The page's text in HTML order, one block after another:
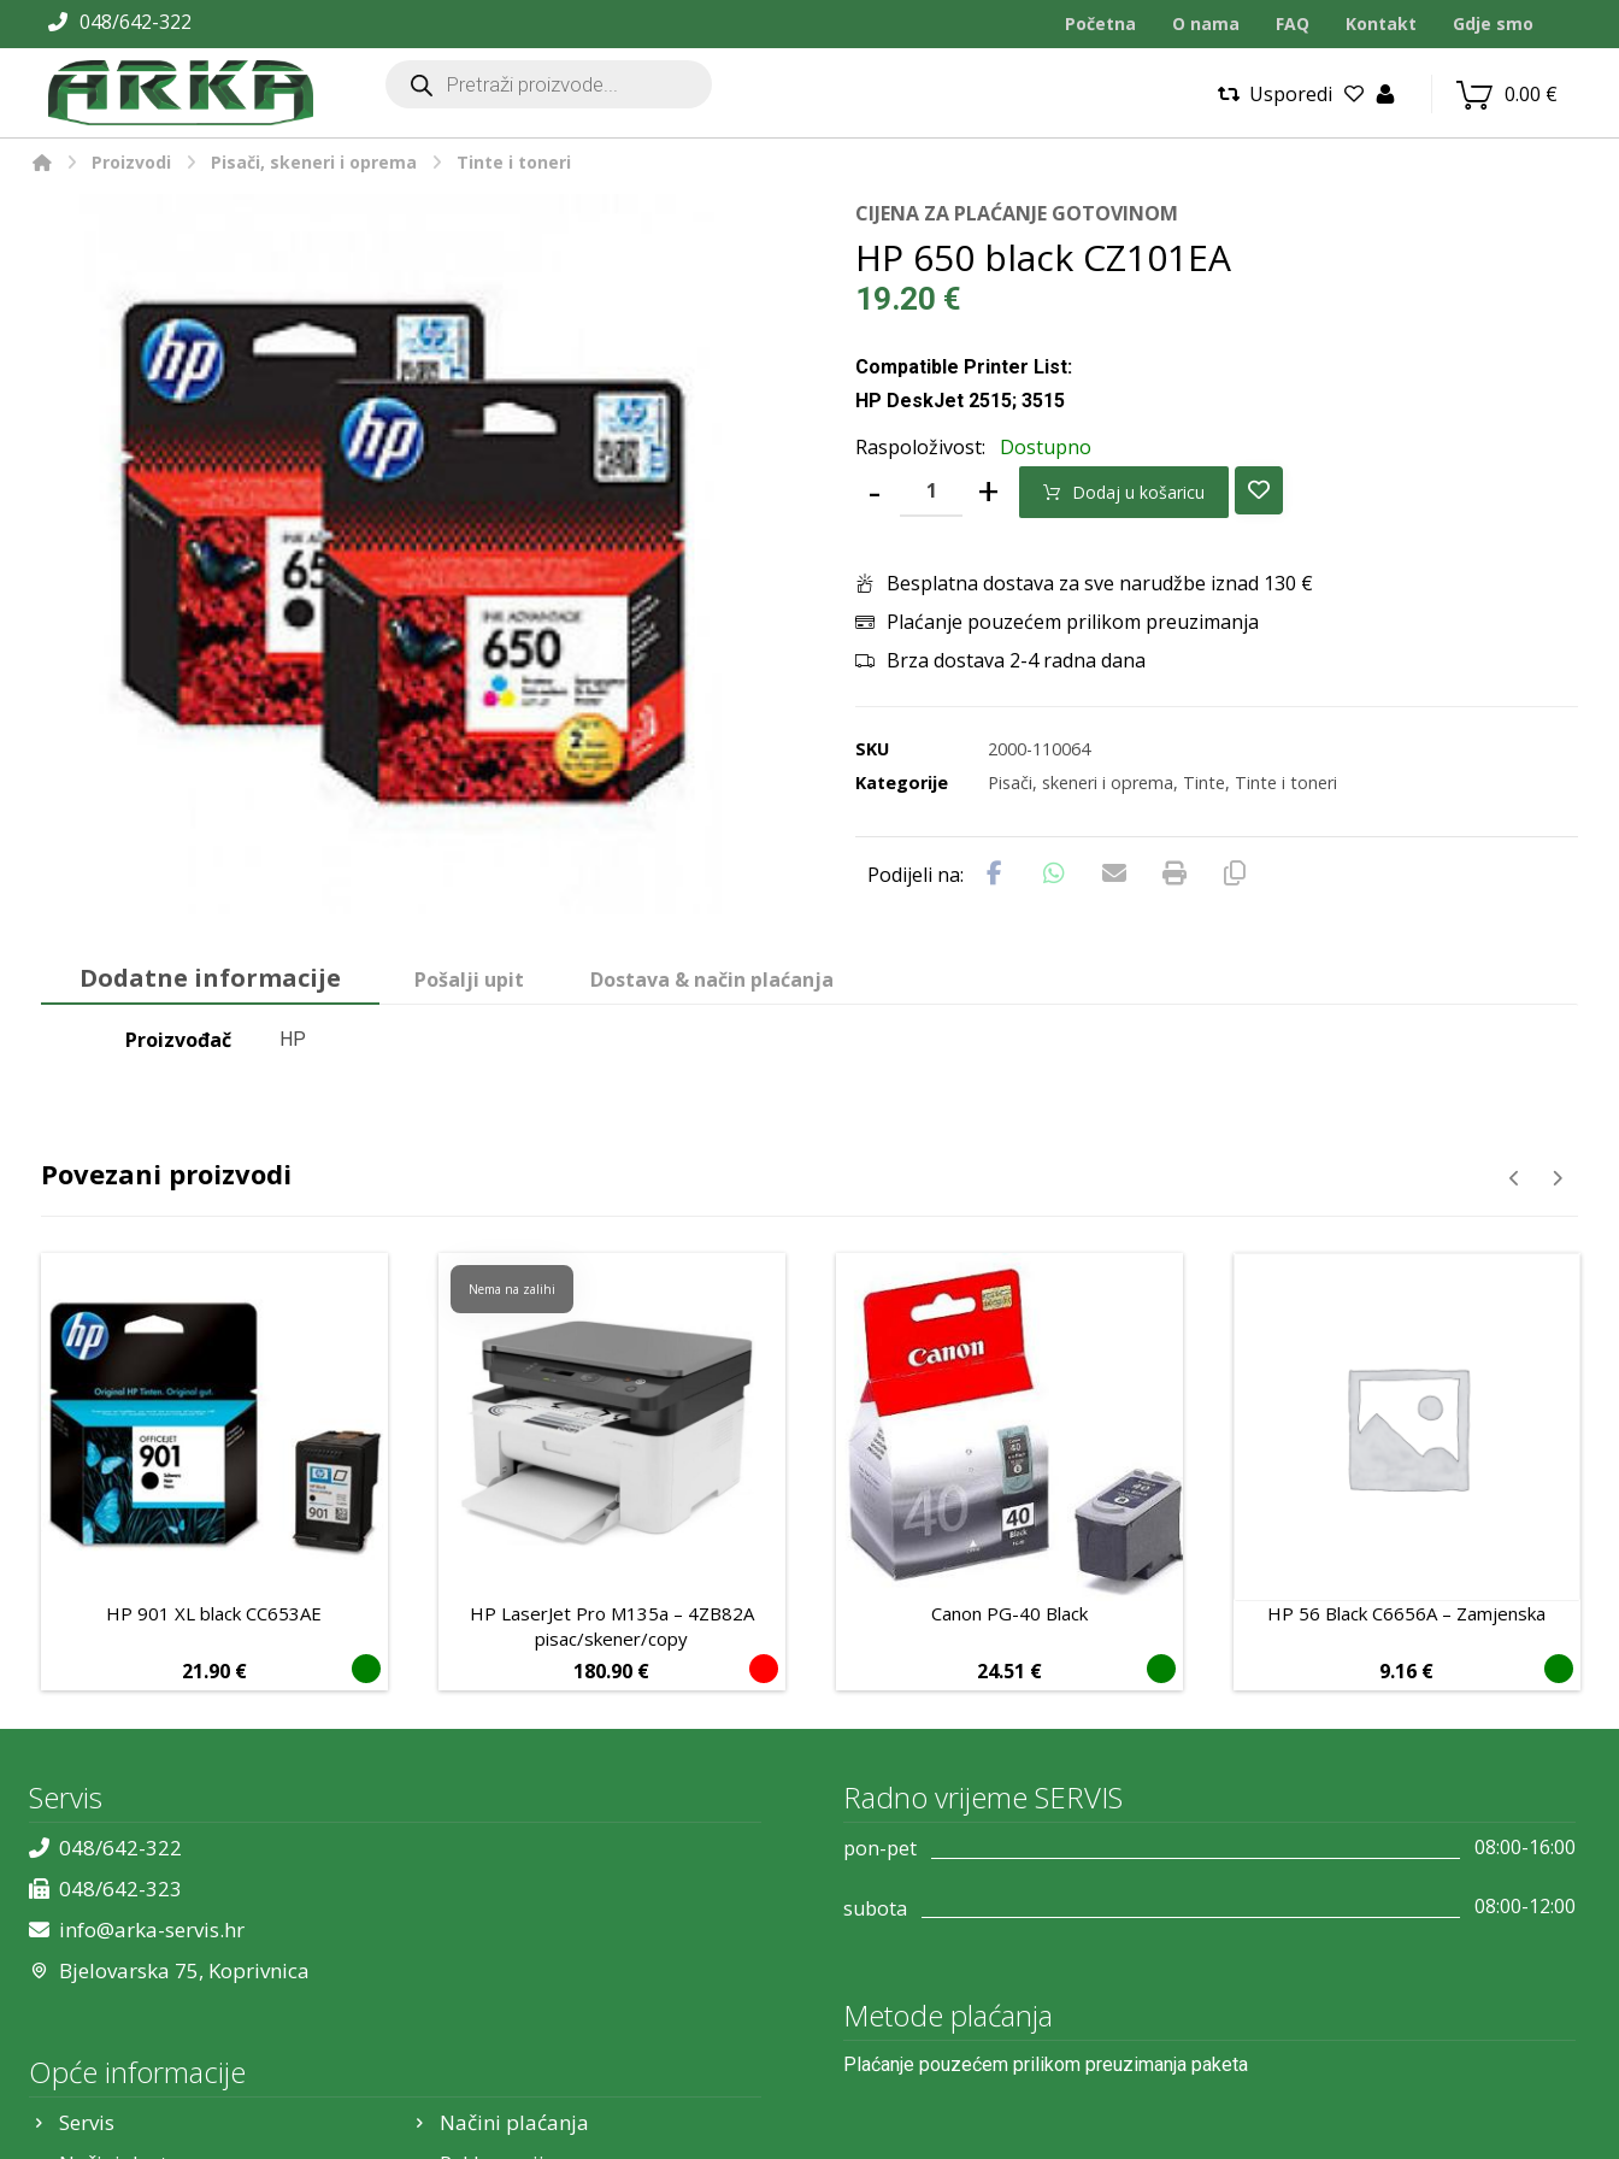
048/642-322 Početna O nama FAQ Kontakt Gdje smo
0.00 €
Usporedi
Proizvodi Pisači, skeneri i oprema Tinte i toneri
CIJENA ZA PLAĆANJE GOTOVINOM
HP 650 black CZ101EA
19.20 €
Compatible Printer List:
HP DeskJet 2515; 3515
Raspoloživost: Dostupno
- + Dodaj u košaricu
Besplatna dostava za sve narudžbe iznad 130 €
Plaćanje pouzećem prilikom preuzimanja
Brza dostava 2-4 radna dana
SKU
2000-110064
Kategorije
Pisači, skeneri i oprema, Tinte, Tinte i toneri
Dodatne informacije Pošalji upit Dostava & način plaćanja
Proizvođač HP
Povezani proizvodi
HP 901 XL black CC653AE
21.90 €
HP LaserJet Pro M135a – 4ZB82A
pisac/skener/copy
180.90 €
Nema na zalihi
Canon PG-40 Black
24.51 €
HP 56 Black C6656A – Zamjenska
9.16 €
Servis
048/642-322
048/642-323
info@arka-servis.hr
Bjelovarska 75, Koprivnica
Opće informacije
Servis
Načini plaćanja
Radno vrijeme SERVIS
pon-pet 08:00-16:00
subota 08:00-12:00
Metode plaćanja
Plaćanje pouzećem prilikom preuzimanja paketa